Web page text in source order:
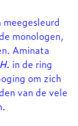
monologen,
Aminata
in de ring
om zich
van de vele